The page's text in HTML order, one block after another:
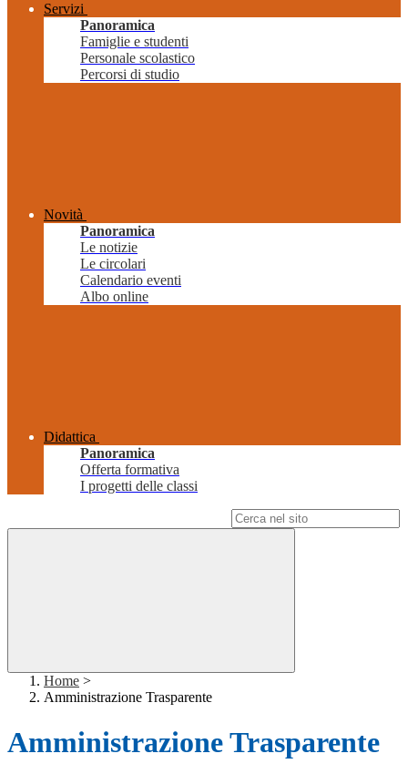
Servizi
Panoramica
Famiglie e studenti
Personale scolastico
Percorsi di studio
Novità
Panoramica
Le notizie
Le circolari
Calendario eventi
Albo online
Didattica
Panoramica
Offerta formativa
I progetti delle classi
Home >
Amministrazione Trasparente
Amministrazione Trasparente